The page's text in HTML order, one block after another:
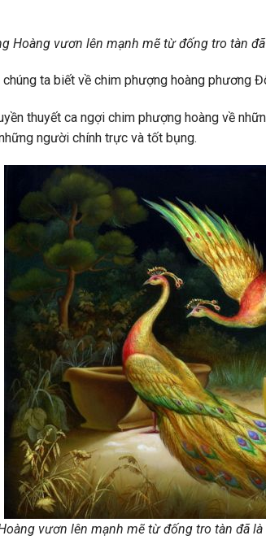
Hoàng vươn lên mạnh mẽ từ đống tro tàn
chúng ta biết về chim phượng hoàng phương
thuyết ca ngợi chim phượng hoàng về
người chính trực và tốt bụng.
vươn lên mạnh mẽ từ đống tro tàn đã